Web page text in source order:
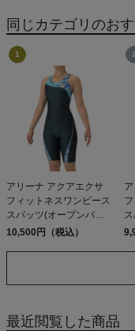
同じカテゴリのお
アリーナ アクアエクサ
フィットネスワンピース
スパッツ(オープンバッ
ク ハーフレッグ ぴった
Halfleg Perfectpad) アウ
10,500円（税込）
ク
最近閲覧した商品